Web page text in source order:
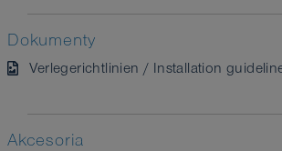
Dokumenty
Verlegerichtlinien / Installation
Akcesoria